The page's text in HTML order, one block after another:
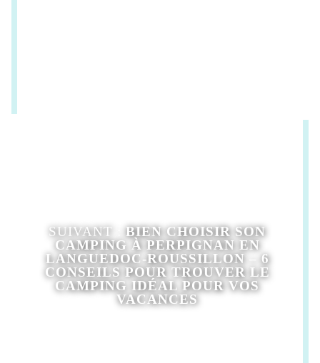
SUIVANT : BIEN CHOISIR SON
CAMPING À PERPIGNAN EN
LANGUEDOC-ROUSSILLON – 6
CONSEILS POUR TROUVER LE
CAMPING IDÉAL POUR VOS
VACANCES